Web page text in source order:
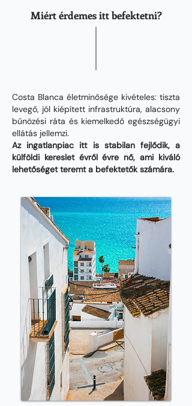
Miért érdemes itt befektetni?
Costa Blanca életminősége kivételes: tiszta
levegő, jól kiépített infrastruktúra, alacsony
bűnözési ráta és kiemelkedő egészségügyi
ellátás jellemzi.
Az ingatlanpiac itt is stabilan fejlődik, a
külföldi kereslet évről évre nő, ami kiváló
lehetőséget teremt a befektetők számára.